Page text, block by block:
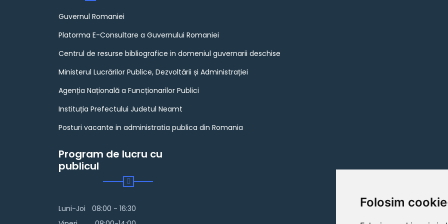
Folosim
Guvernul Romaniei
Platorma E-Consultare a Guvernului Romaniei
Centrul de resurse bibliografice in domeniul guvernarii deschise
Ministerul Lucrărilor Publice, Dezvoltării și Administrației
Agenția Națională a Funcționarilor Publici
Instituția Prefectului Judetul Neamt
Posturi vacante in administratia publica din Romania
Program de lucru cu
publicul
Luni-Joi
08:00 - 16:30